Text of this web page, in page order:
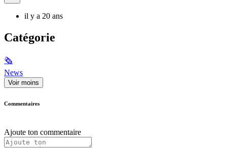
il y a 20 ans
Catégorie
🗞
News
Voir moins
Commentaires
Ajoute ton commentaire